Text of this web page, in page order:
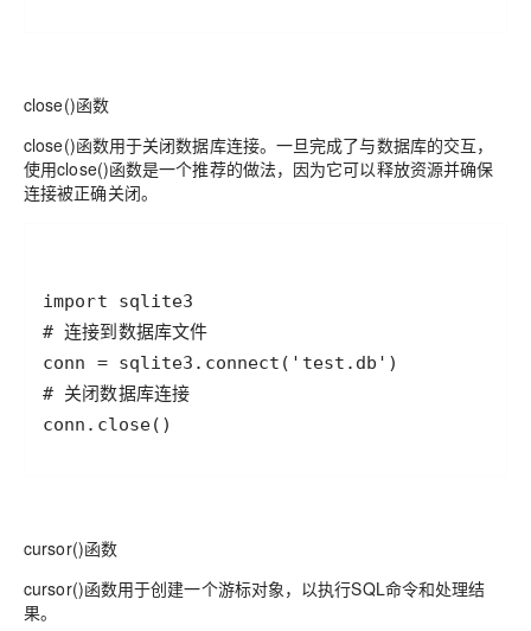
close()函数
close()函数用于关闭数据库连接。一旦完成了与数据库的交互，
使用close()函数是一个推荐的做法，因为它可以释放资源并确保
连接被正确关闭。
import
sqlite3
# 连接到数据库文件
conn
= sqlite3 . connect ( 'test.db'
# 关闭数据库连接
conn . close()
cursor()函数
cursor()函数用于创建一个游标对象，以执行SQL命令和处理结
果。